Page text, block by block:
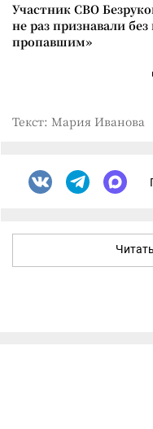
Участник СВО
не раз признавали без
пропавшим»
Текст: Мария Иванова